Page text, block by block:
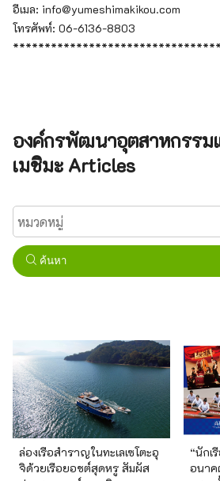
อีเมล: info@yumeshimakikou.com
โทรศัพท์: 06-6136-8803
องค์กรพัฒนาอุตสาหกรรม
เมชิมะ Articles
ค้นหา
ล่องเรือสำราญในทะเลเซโตะอุ
จิด้วยเรือยอชต์สุดหรู สัมผัส
“นักเ
อนาค